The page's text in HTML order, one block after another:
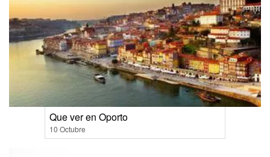
Que ver en Oporto
10 Octubre